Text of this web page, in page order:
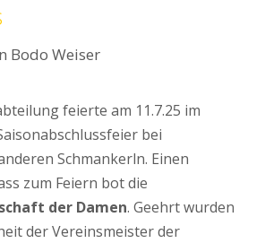
Bodo Weiser
feierte am 11.7.25 im
bei
Schmankerln. Einen
zum Feiern bot die
der Damen. Geehrt wurden
der Vereinsmeister der